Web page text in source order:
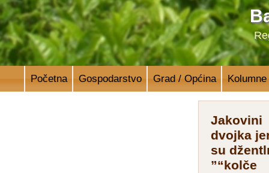
Početna Gospodarstvo Grad / Općina Kolumne
Jakovini
dvojka
su
“kolče”